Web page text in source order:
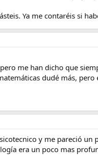
Ya me contaréis si
me han dicho que
dudé más,
y me pareció
era un poco mas